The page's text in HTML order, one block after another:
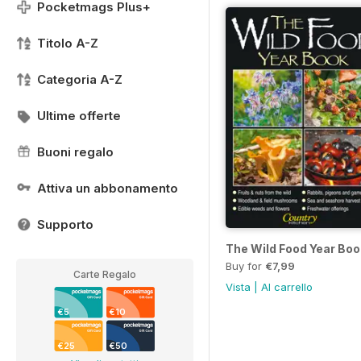
Pocketmags Plus+
Titolo A-Z
Categoria A-Z
Ultime offerte
Buoni regalo
Attiva un abbonamento
Supporto
Carte Regalo
€5 €10
€25 €50
The Wild Food Year
Buy for €7,99
Vista
Al carrello